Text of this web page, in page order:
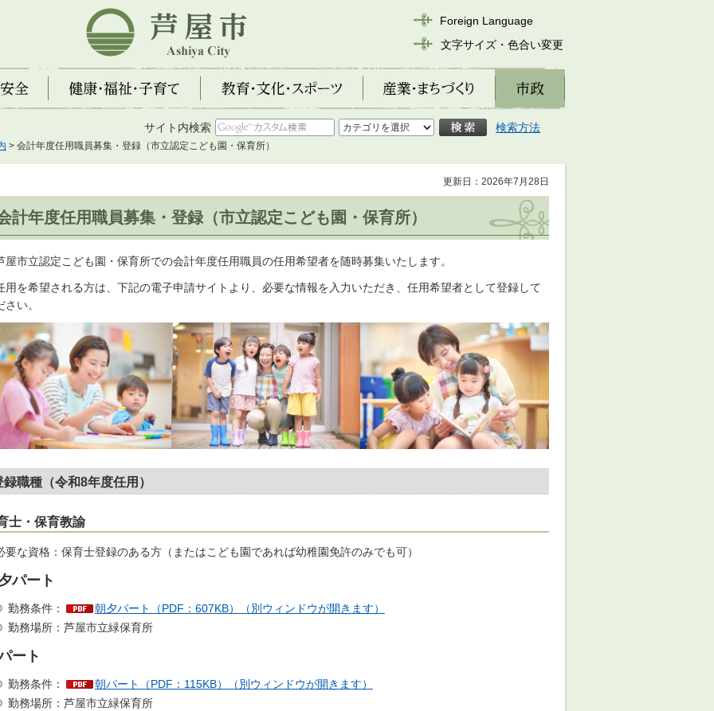
芦屋市
Foreign Language
文字サイズ・色合い変更
健康・福祉・子育て 教育・文化・スポーツ 産業・まちづくり 市政
サイト内検索 検索方法
> 会計年度任用職員募集・登録（市立認定こども園・保育所）
更新日：2026年7月28日
計年度任用職員募集・登録（市立認定こども園・保育所）
市立認定こども園・保育所での会計年度任用職員の任用希望者を随時募集いたします。
を希望される方は、下記の電子申請サイトより、必要な情報を入力いただき、任用希望者として登録して
さい。
録職種（令和8年度任用）
士・保育教諭
な資格：保育士登録のある方（またはこども園であれば幼稚園免許のみでも可）
パート
勤務条件：
朝夕パート（PDF：607KB）（別ウィンドウが開きます）
勤務場所：芦屋市立緑保育所
ート
勤務条件：
朝パート（PDF：115KB）（別ウィンドウが開きます）
勤務場所：芦屋市立緑保育所